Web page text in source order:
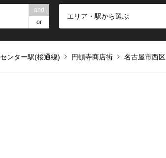
and
or
エリア・駅から選ぶ
ンター駅(桜通線) 円頓寺商店街 名古屋市西区